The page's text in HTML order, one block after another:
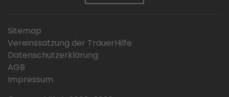
Sitemap
Vereinssatzung der TrauerHilfe
Datenschutzerklärung
AGB
Impressum